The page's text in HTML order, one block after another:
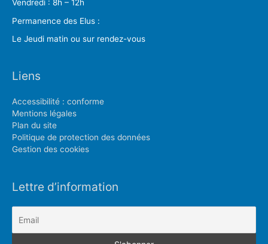
Vendredi : 8h – 12h
Permanence des Elus :
Le Jeudi matin ou sur rendez-vous
Liens
Accessibilité : conforme
Mentions légales
Plan du site
Politique de protection des données
Gestion des cookies
Lettre d’information